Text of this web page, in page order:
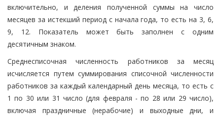
включительно, и деления полученной суммы на число
месяцев за истекший период с начала года, то есть на 3, 6,
9, 12. Показатель может быть заполнен с одним
десятичным знаком.
Среднесписочная численность работников за месяц
исчисляется путем суммирования списочной численности
работников за каждый календарный день месяца, то есть с
1 по 30 или 31 число (для февраля - по 28 или 29 число),
включая праздничные (нерабочие) и выходные дни, и